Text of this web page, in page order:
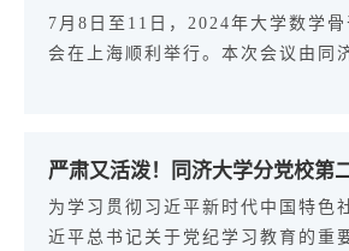
到你”8月18日上午，2024级本科
到，除了细致贴心的引导、接待等
7月8日至11日，2024年大学数学
会在上海顺利举行。本次会议由同
院主办，高等教育出版社、同济大
院院士、广州南方学院校长汤涛作
代科技”的开幕报告。会议积极响
工作会议精神，聚焦教育数字化与
为学习贯彻习近平新时代中国特色
近平总书记关于党纪学习教育的重